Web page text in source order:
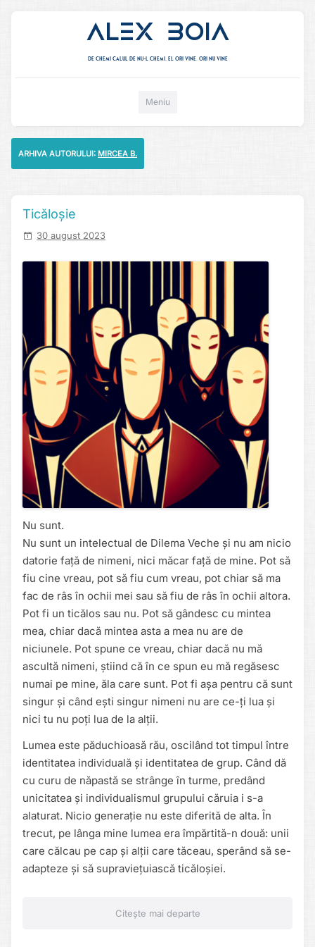
Alex Boia
De chemi calul de nu-l chemi, el ori vine. ori nu vine
Meniu
ARHIVA AUTORULUI: MIRCEA B.
Ticăloșie
30 august 2023
Nu sunt.
Nu sunt un intelectual de Dilema Veche și nu am nicio
datorie față de nimeni, nici măcar față de mine. Pot să
fiu cine vreau, pot să fiu cum vreau, pot chiar să ma
fac de râs în ochii mei sau să fiu de râs în ochii altora.
Pot fi un ticălos sau nu. Pot să gândesc cu mintea
mea, chiar dacă mintea asta a mea nu are de
niciunele. Pot spune ce vreau, chiar dacă nu mă
ascultă nimeni, știind că în ce spun eu mă regăsesc
numai pe mine, ăla care sunt. Pot fi așa pentru că sunt
singur și când ești singur nimeni nu are ce-ți lua și
nici tu nu poți lua de la alții.
Lumea este păduchioasă rău, oscilând tot timpul între
identitatea individuală și identitatea de grup. Când dă
cu curu de năpastă se strânge în turme, predând
unicitatea și individualismul grupului căruia i s-a
alaturat. Nicio generație nu este diferită de alta. În
trecut, pe lânga mine lumea era împărtită-n două: unii
care călcau pe cap și alții care tăceau, sperând să se-
adapteze și să supraviețuiască ticăloșiei.
Citește mai departe